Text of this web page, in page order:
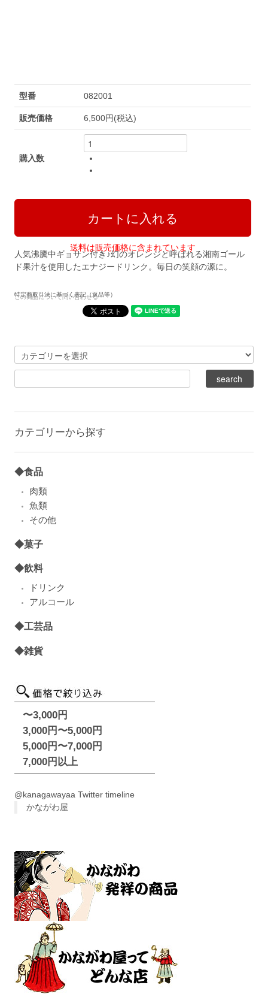
型番 082001
販売価格 6,500円(税込)
購入数
送料は販売価格に含まれています
人気沸騰中ギョサン付き♪幻のオレンジと呼ばれる湘南ゴール
ド果汁を使用したエナジードリンク。毎日の笑顔の源に。
特定商取引法に基づく表記（返品等）
この商品について問い合わせる
カテゴリーから探す
◆食品
肉類
魚類
その他
◆菓子
◆飲料
ドリンク
アルコール
◆工芸品
◆雑貨
〜3,000円
3,000円〜5,000円
5,000円〜7,000円
7,000円以上
@kanagawayaa Twitter timeline
かながわ屋